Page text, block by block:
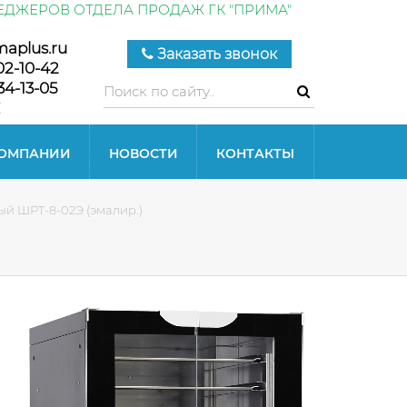
ОТДЕЛА ПРОДАЖ ГК "ПРИМА"
10-42
13-05
Заказать звонок
НОВОСТИ КОНТАКТЫ
ШРТ-8-02Э (эмалир.)